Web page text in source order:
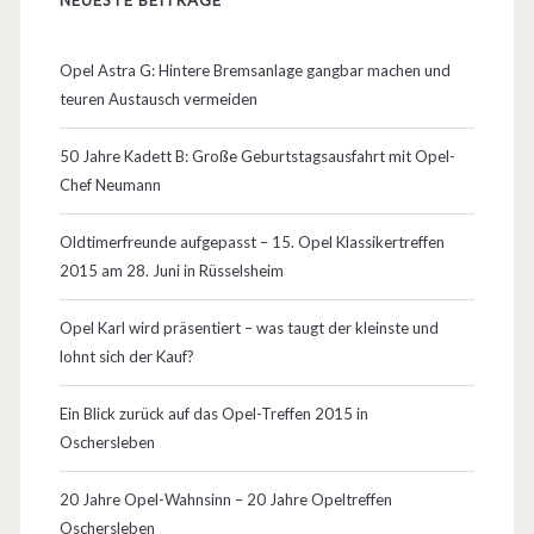
u
h
r
n
Opel Astra G: Hintere Bremsanlage gangbar machen und
teuren Austausch vermeiden
50 Jahre Kadett B: Große Geburtstagsausfahrt mit Opel-
Chef Neumann
Oldtimerfreunde aufgepasst – 15. Opel Klassikertreffen
2015 am 28. Juni in Rüsselsheim
Opel Karl wird präsentiert – was taugt der kleinste und
lohnt sich der Kauf?
Ein Blick zurück auf das Opel-Treffen 2015 in
Oschersleben
20 Jahre Opel-Wahnsinn – 20 Jahre Opeltreffen
Oschersleben